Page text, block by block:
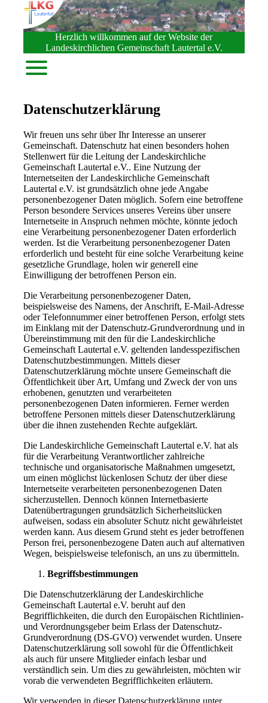
Herzlich willkommen auf der Website der
Landeskirchlichen Gemeinschaft Lautertal e.V.
Datenschutzerklärung
Wir freuen uns sehr über Ihr Interesse an unserer
Gemeinschaft. Datenschutz hat einen besonders hohen
Stellenwert für die Leitung der Landeskirchliche
Gemeinschaft Lautertal e.V.. Eine Nutzung der
Internetseiten der Landeskirchliche Gemeinschaft
Lautertal e.V. ist grundsätzlich ohne jede Angabe
personenbezogener Daten möglich. Sofern eine betroffene
Person besondere Services unseres Vereins über unsere
Internetseite in Anspruch nehmen möchte, könnte jedoch
eine Verarbeitung personenbezogener Daten erforderlich
werden. Ist die Verarbeitung personenbezogener Daten
erforderlich und besteht für eine solche Verarbeitung keine
gesetzliche Grundlage, holen wir generell eine
Einwilligung der betroffenen Person ein.
Die Verarbeitung personenbezogener Daten,
beispielsweise des Namens, der Anschrift, E-Mail-Adresse
oder Telefonnummer einer betroffenen Person, erfolgt stets
im Einklang mit der Datenschutz-Grundverordnung und in
Übereinstimmung mit den für die Landeskirchliche
Gemeinschaft Lautertal e.V. geltenden landesspezifischen
Datenschutzbestimmungen. Mittels dieser
Datenschutzerklärung möchte unsere Gemeinschaft die
Öffentlichkeit über Art, Umfang und Zweck der von uns
erhobenen, genutzten und verarbeiteten
personenbezogenen Daten informieren. Ferner werden
betroffene Personen mittels dieser Datenschutzerklärung
über die ihnen zustehenden Rechte aufgeklärt.
Die Landeskirchliche Gemeinschaft Lautertal e.V. hat als
für die Verarbeitung Verantwortlicher zahlreiche
technische und organisatorische Maßnahmen umgesetzt,
um einen möglichst lückenlosen Schutz der über diese
Internetseite verarbeiteten personenbezogenen Daten
sicherzustellen. Dennoch können Internetbasierte
Datenübertragungen grundsätzlich Sicherheitslücken
aufweisen, sodass ein absoluter Schutz nicht gewährleistet
werden kann. Aus diesem Grund steht es jeder betroffenen
Person frei, personenbezogene Daten auch auf alternativen
Wegen, beispielsweise telefonisch, an uns zu übermitteln.
Begriffsbestimmungen
Die Datenschutzerklärung der Landeskirchliche
Gemeinschaft Lautertal e.V. beruht auf den
Begrifflichkeiten, die durch den Europäischen Richtlinien-
und Verordnungsgeber beim Erlass der Datenschutz-
Grundverordnung (DS-GVO) verwendet wurden. Unsere
Datenschutzerklärung soll sowohl für die Öffentlichkeit
als auch für unsere Mitglieder einfach lesbar und
verständlich sein. Um dies zu gewährleisten, möchten wir
vorab die verwendeten Begrifflichkeiten erläutern.
Wir verwenden in dieser Datenschutzerklärung unter